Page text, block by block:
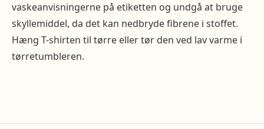
vaskeanvisningerne på etiketten og undgå at bruge
skyllemiddel, da det kan nedbryde fibrene i stoffet.
Hæng T-shirten til tørre eller tør den ved lav varme i
tørretumbleren.